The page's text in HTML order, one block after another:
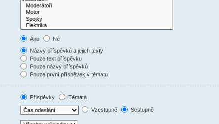
Ano
Ne
Názvy příspěvků a jejich texty
Pouze text příspěvku
Pouze názvy příspěvků
Pouze první příspěvek v tématu
Příspěvky
Témata
Vzestupně Sestupně